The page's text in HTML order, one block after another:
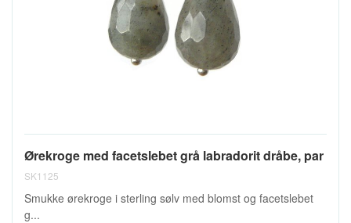
Ørekroge med facetslebet grå labradorit dråbe, par
SK1125
Smukke ørekroge i sterling sølv med blomst og facetslebet
g...